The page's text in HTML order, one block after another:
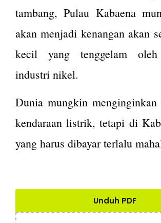
tambang, Pulau Kabaena
akan menjadi kenangan akan
kecil yang tenggelam oleh
industri nikel.
Dunia mungkin
kendaraan listrik, tetapi di
yang harus dibayar terlalu
Unduh PDF